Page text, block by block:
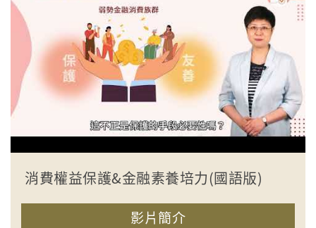
消費權益保護&金融素養培力(國語版)
影片簡介
收合簡介